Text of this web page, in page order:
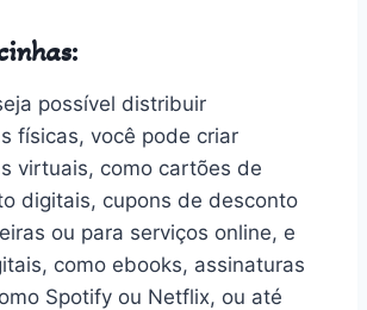
possível distribuir
físicas, você pode criar
virtuais, como cartões de
digitais, cupons de desconto
ou para serviços online, e
como ebooks, assinaturas
Spotify ou Netflix, ou até